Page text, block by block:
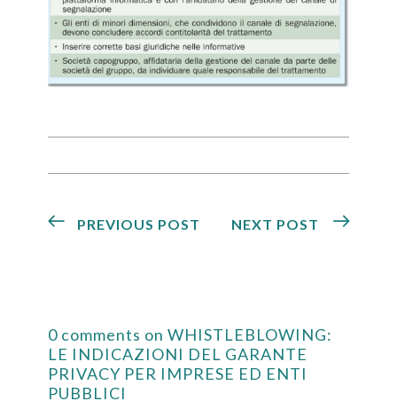
PREVIOUS POST NEXT POST
0 comments on WHISTLEBLOWING:
LE INDICAZIONI DEL GARANTE
PRIVACY PER IMPRESE ED ENTI
PUBBLICI